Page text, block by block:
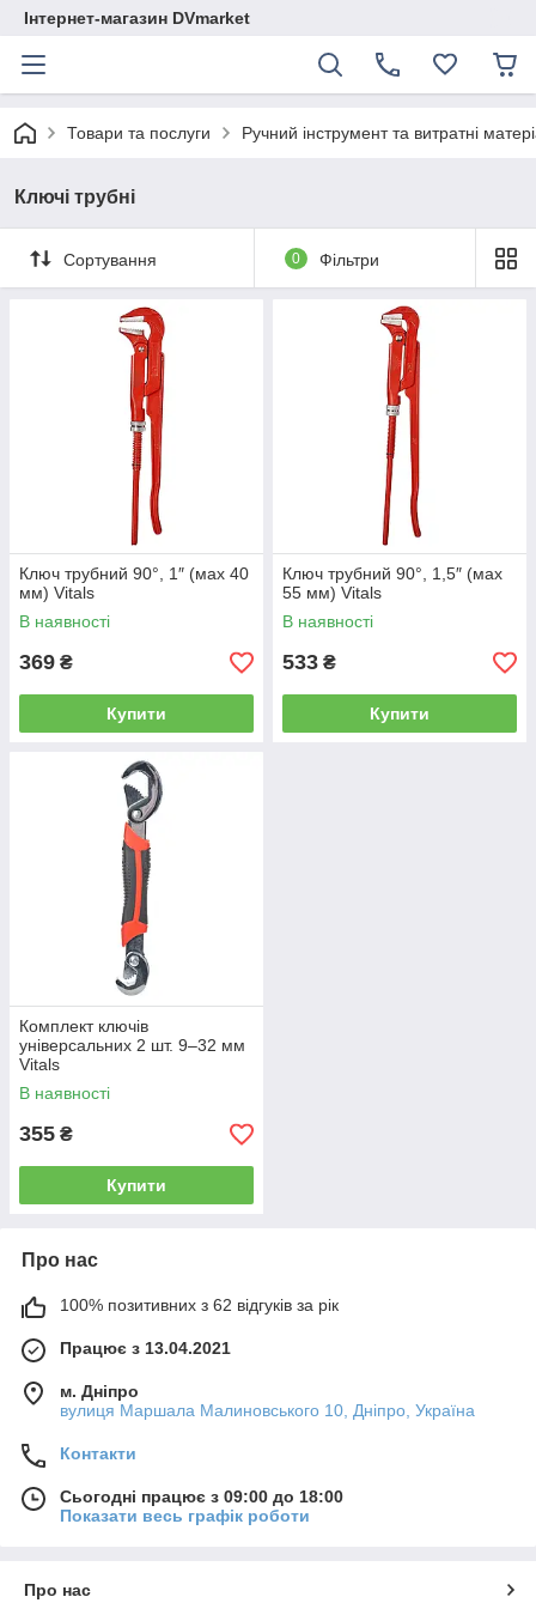
Інтернет-магазин DVmarket
Товари та послуги Ручний інструмент та витратні
Ключі трубні
Сортування 0 Фільтри
Ключ трубний 90°, 1″ (мах 40
мм) Vitals
В наявності
369 ₴
Купити
Ключ трубний 90°, 1,5″ (мах
55 мм) Vitals
В наявності
533 ₴
Купити
Комплект ключів
універсальних 2 шт. 9–32 мм
Vitals
В наявності
355 ₴
Купити
Про нас
100% позитивних з 62 відгуків за рік
Працює з 13.04.2021
м. Дніпро
вулиця Маршала Малиновського 10, Дніпро, Україна
Контакти
Сьогодні працює з 09:00 до 18:00
Показати весь графік роботи
Про нас